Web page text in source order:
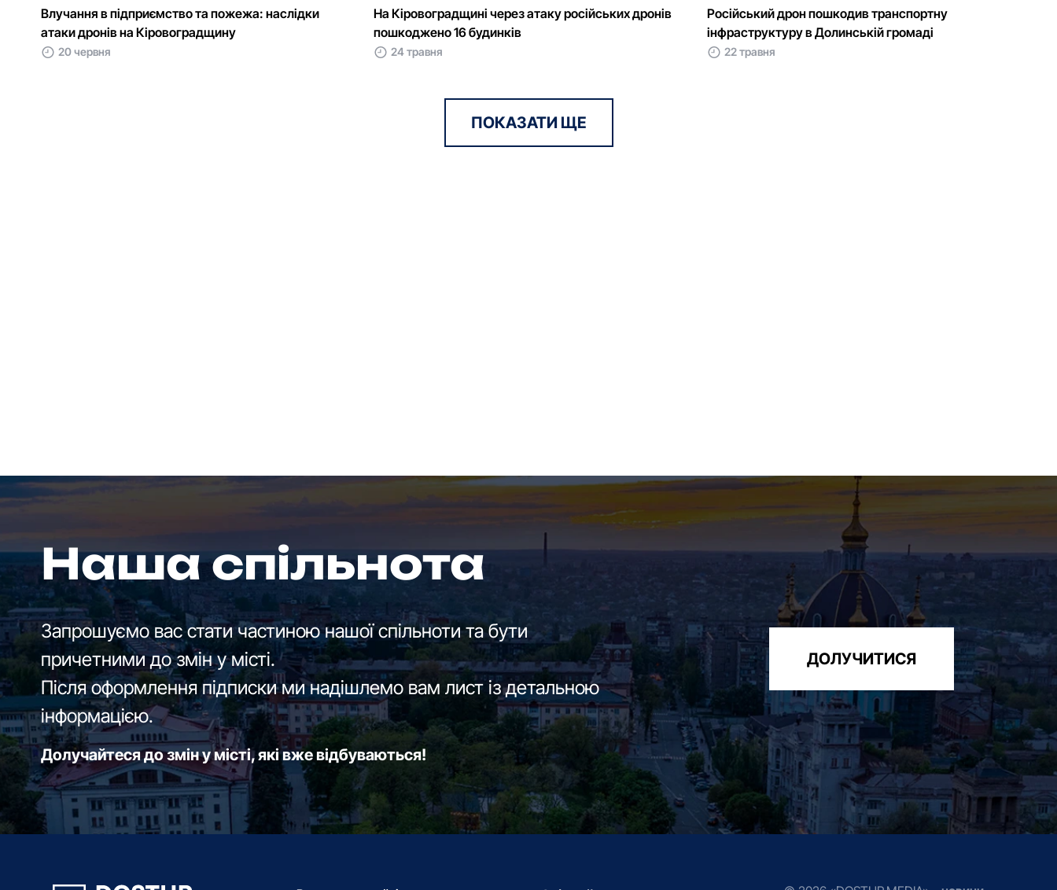
Влучання в підприємство та пожежа: наслідки
атаки дронів на Кіровоградщину
20 червня
На Кіровоградщині через атаку російських дронів
пошкоджено 16 будинків
24 травня
Російський дрон пошкодив транспортну
інфраструктуру в Долинській громаді
22 травня
ПОКАЗАТИ ЩЕ
Наша спільнота
Запрошуємо вас стати частиною нашої спільноти та бути
причетними до змін у місті.
Після оформлення підписки ми надішлемо вам лист із детальною
інформацією.
Долучайтеся до змін у місті, які вже відбуваються!
ДОЛУЧИТИСЯ